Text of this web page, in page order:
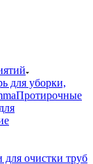
для уборки,
Протирочные
очистки труб